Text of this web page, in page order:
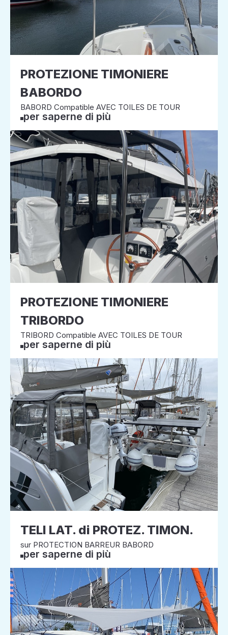
PROTEZIONE TIMONIERE
BABORDO
BABORD Compatible AVEC TOILES DE TOUR
per saperne di più
PROTEZIONE TIMONIERE
TRIBORDO
TRIBORD Compatible AVEC TOILES DE TOUR
per saperne di più
TELI LAT. di PROTEZ. TIMON.
sur PROTECTION BARREUR BABORD
per saperne di più